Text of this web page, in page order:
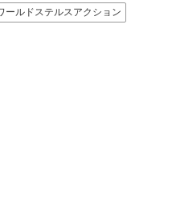
ールドステルスアクション